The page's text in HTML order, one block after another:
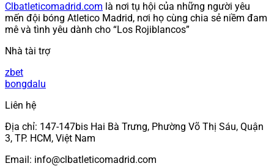
Clbatleticomadrid.com là nơi tụ hội của những người yêu
mến đội bóng Atletico Madrid, nơi họ cùng chia sẻ niềm đam
mê và tình yêu dành cho “Los Rojiblancos”
Nhà tài trợ
zbet
bongdalu
Liên hệ
Địa chỉ: 147-147bis Hai Bà Trưng, Phường Võ Thị Sáu, Quận
3, TP. HCM, Việt Nam
Email: info@clbatleticomadrid.com